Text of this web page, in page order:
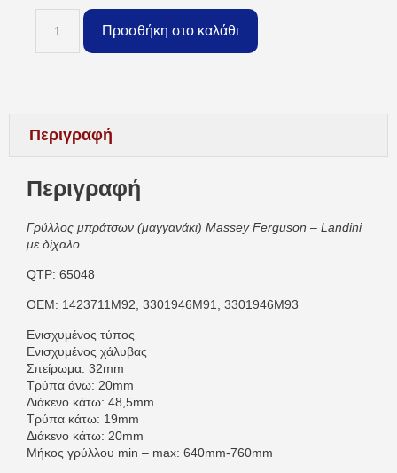
Προσθήκη στο καλάθι
Περιγραφή
Περιγραφή
Γρύλλος μπράτσων (μαγγανάκι) Massey Ferguson – Landini
με δίχαλο.
QTP: 65048
OEM: 1423711M92, 3301946M91, 3301946M93
Ενισχυμένος τύπος
Ενισχυμένος χάλυβας
Σπείρωμα: 32mm
Τρύπα άνω: 20mm
Διάκενο κάτω: 48,5mm
Τρύπα κάτω: 19mm
Διάκενο κάτω: 20mm
Μήκος γρύλλου min – max: 640mm-760mm